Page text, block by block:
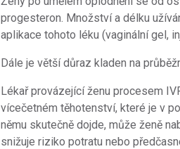
progesteron. Množství a délku
aplikace tohoto léku (vaginální gel,
Dále je větší důraz kladen na
Lékař provázející ženu procesem
vícečetném těhotenství, které je v
němu skutečně dojde, může ženě
snižuje riziko potratu nebo